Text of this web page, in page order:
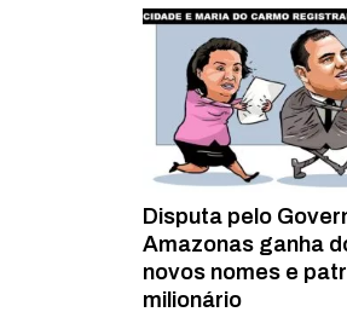
Disputa pelo
Amazonas ganha
novos nomes e
milionário